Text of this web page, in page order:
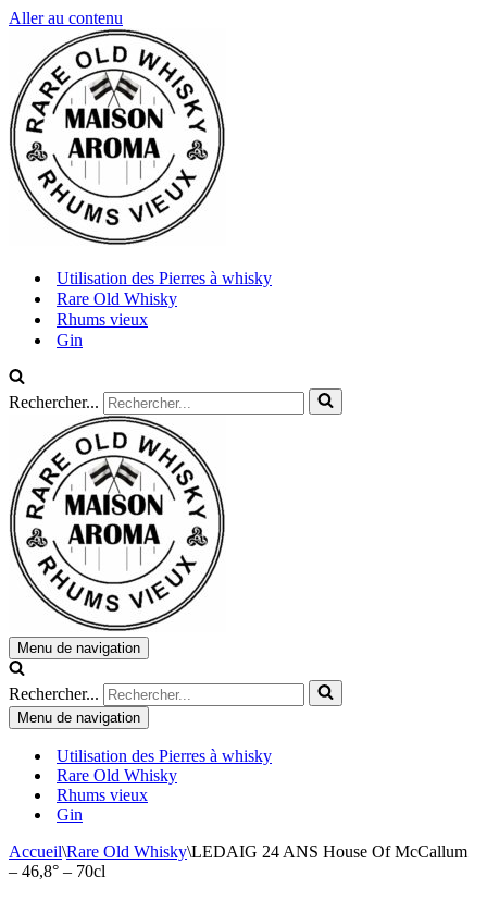
Aller au contenu
Utilisation des Pierres à whisky
Rare Old Whisky
Rhums vieux
Gin
Rechercher...
Menu de navigation
Rechercher...
Menu de navigation
Utilisation des Pierres à whisky
Rare Old Whisky
Rhums vieux
Gin
Accueil\Rare Old Whisky\LEDAIG 24 ANS House Of McCallum
– 46,8° – 70cl